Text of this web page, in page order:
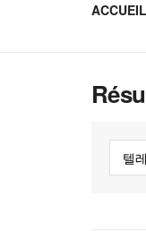
ACCUEIL